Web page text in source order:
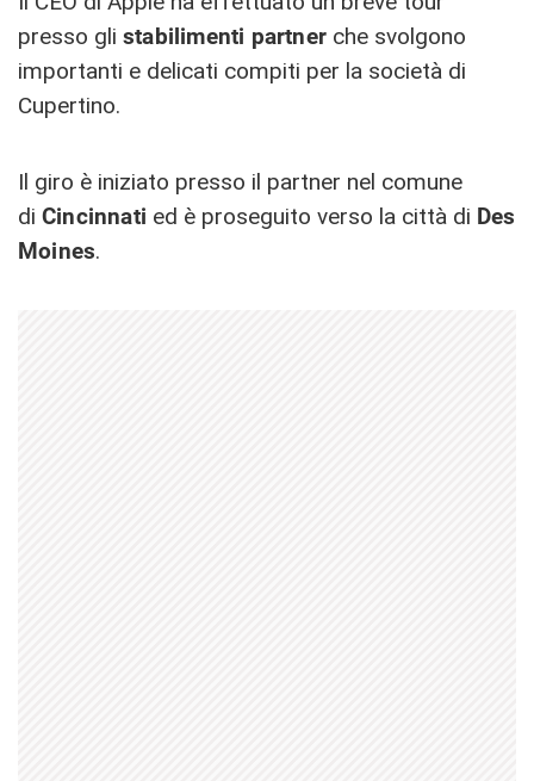
presso gli stabilimenti partner che svolgono
importanti e delicati compiti per la società di
Cupertino.
Il giro è iniziato presso il partner nel comune
di Cincinnati ed è proseguito verso la città di Des
Moines.